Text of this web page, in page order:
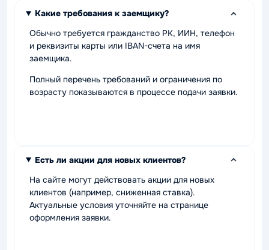
Какие требования к заемщику?
Обычно требуется гражданство РК, ИИН, телефон
и реквизиты карты или IBAN-счета на имя
заемщика.
Полный перечень требований и ограничения по
возрасту показываются в процессе подачи заявки.
Есть ли акции для новых клиентов?
На сайте могут действовать акции для новых
клиентов (например, сниженная ставка).
Актуальные условия уточняйте на странице
оформления заявки.